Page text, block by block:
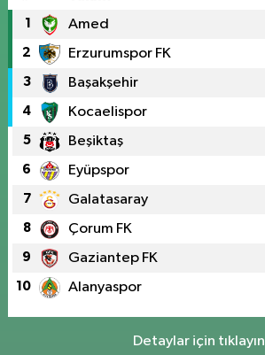
1 Amed
2 Erzurumspor FK
3 Başakşehir
4 Kocaelispor
5 Beşiktaş
6 Eyüpspor
7 Galatasaray
8 Çorum FK
9 Gaziantep FK
10 Alanyaspor
Detaylar için tıklayın